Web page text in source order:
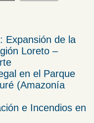
Expansión de la
Loreto –
en el Parque
(Amazonía
e Incendios en